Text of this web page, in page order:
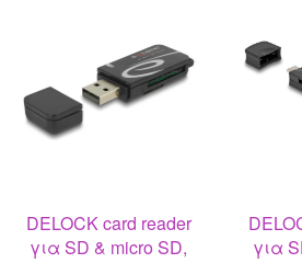
DELOCK card reader
για SD & micro SD,
για